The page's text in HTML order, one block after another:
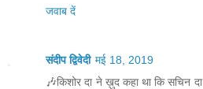
जवाब दें
संदीप द्विवेदी मई 18, 2019
🎶किशोर दा ने ख़ुद कहा था कि सचिन